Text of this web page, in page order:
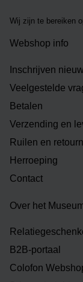
Wij zijn te bereiken
Webshop info
Inschrijven
Veelgestelde
Betalen
Verzending en
Ruilen en
Herroeping
Contact
Over het
B2B-portaal
Colofon